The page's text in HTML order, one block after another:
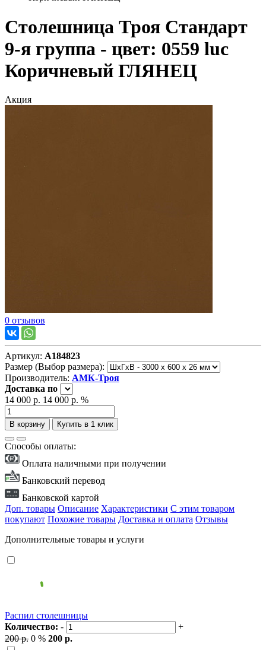
Столешница Троя Стандарт
9-я группа - цвет: 0559 luc
Коричневый ГЛЯНЕЦ
Акция
0 отзывов
Артикул: А184823
Размер (Выбор размера):
Производитель: АМК-Троя
Доставка по
14 000 р. 14 000 р. %
В корзину Купить в 1 клик
Способы оплаты:
Оплата наличными при получении
Банковский перевод
Банковской картой
Доп. товары Описание Характеристики С этим товаром
покупают Похожие товары Доставка и оплата Отзывы
Дополнительные товары и услуги
Распил столешницы
Количество: -
+
200 р. 0 % 200 р.